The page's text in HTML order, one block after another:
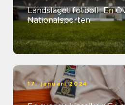
Landslaget fotboll: En
Nationalsporten
17. januari 2024